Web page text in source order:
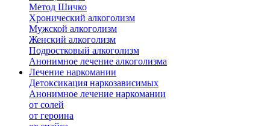
Метод Шичко
Хронический алкоголизм
Мужской алкоголизм
Женский алкоголизм
Подростковый алкоголизм
Анонимное лечение алкоголизма
Лечение наркомании
Детоксикация наркозависимых
Анонимное лечение наркомании
от солей
от героина